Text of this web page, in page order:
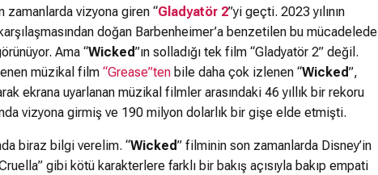
zamanlarda vizyona giren “Gladyatör 2”yi geçti. 2023 yılının
doğan Barbenheimer’a benzetilen bu mücadelede
Ama “Wicked”ın solladığı tek film “Gladyatör 2” değil.
müzikal film “Grease”ten bile daha çok izlenen “Wicked”,
ekrana uyarlanan müzikal filmler arasındaki 46 yıllık bir rekoru
vizyona girmiş ve 190 milyon dolarlık bir gişe elde etmişti.
biraz bilgi verelim. “Wicked” filminin son zamanlarda Disney’in
gibi kötü karakterlere farklı bir bakış açısıyla bakıp empati